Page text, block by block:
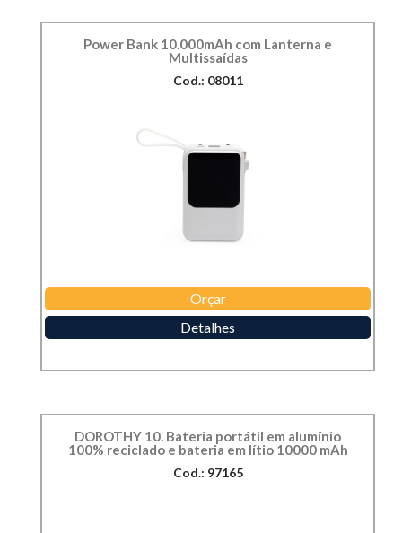
Power Bank 10.000mAh com Lanterna e
Multissaídas
Cod.: 08011
Orçar
Detalhes
DOROTHY 10. Bateria portátil em alumínio
100% reciclado e bateria em lítio 10000 mAh
Cod.: 97165